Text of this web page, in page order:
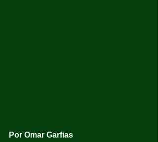
Por Omar Garfias